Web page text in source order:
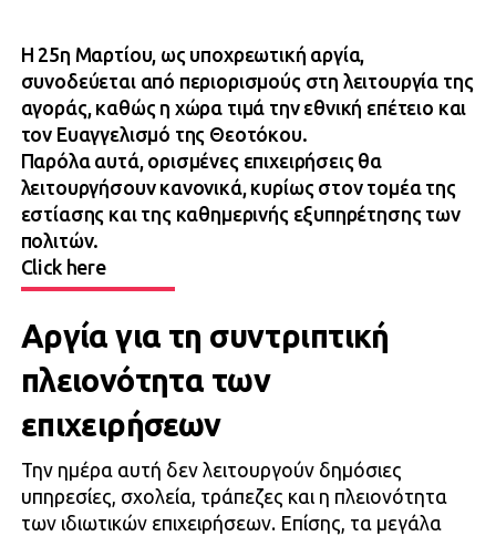
Η 25η Μαρτίου, ως υποχρεωτική αργία,
συνοδεύεται από περιορισμούς στη λειτουργία της
αγοράς, καθώς η χώρα τιμά την εθνική επέτειο και
τον Ευαγγελισμό της Θεοτόκου.
Παρόλα αυτά, ορισμένες επιχειρήσεις θα
λειτουργήσουν κανονικά, κυρίως στον τομέα της
εστίασης και της καθημερινής εξυπηρέτησης των
πολιτών.
Click here
Αργία για τη συντριπτική
πλειονότητα των
επιχειρήσεων
Την ημέρα αυτή δεν λειτουργούν δημόσιες
υπηρεσίες, σχολεία, τράπεζες και η πλειονότητα
των ιδιωτικών επιχειρήσεων. Επίσης, τα μεγάλα